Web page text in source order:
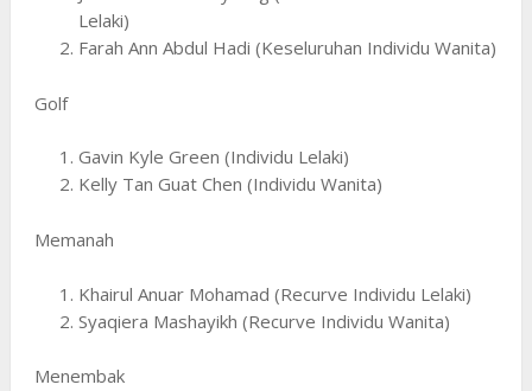
Lelaki)
Farah Ann Abdul Hadi (Keseluruhan Individu Wanita)
Golf
Gavin Kyle Green (Individu Lelaki)
Kelly Tan Guat Chen (Individu Wanita)
Memanah
Khairul Anuar Mohamad (Recurve Individu Lelaki)
Syaqiera Mashayikh (Recurve Individu Wanita)
Menembak